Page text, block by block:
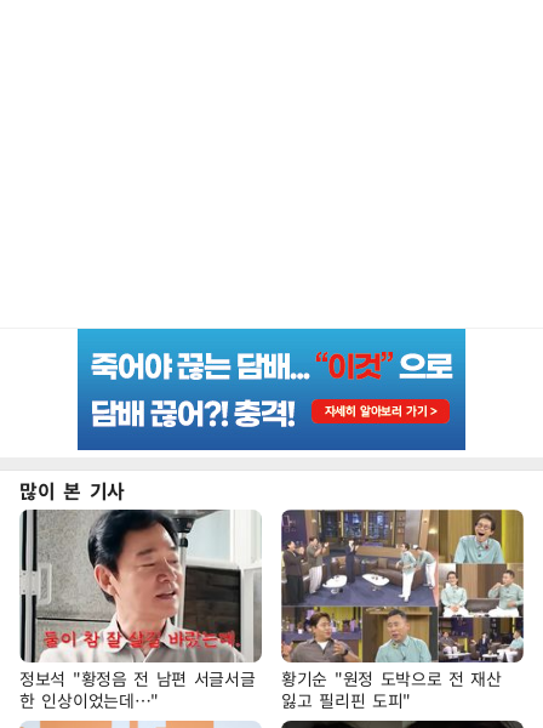
많이 본 기사
정보석 "황정음 전 남편 서글서글
한 인상이었는데…"
황기순 "원정 도박으로 전 재산
잃고 필리핀 도피"